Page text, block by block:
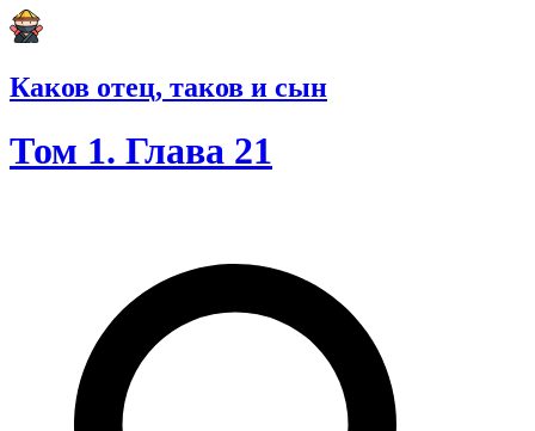
Каков отец, таков и сын
Том 1. Глава 21